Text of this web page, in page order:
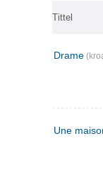
Tittel
Drame
Une